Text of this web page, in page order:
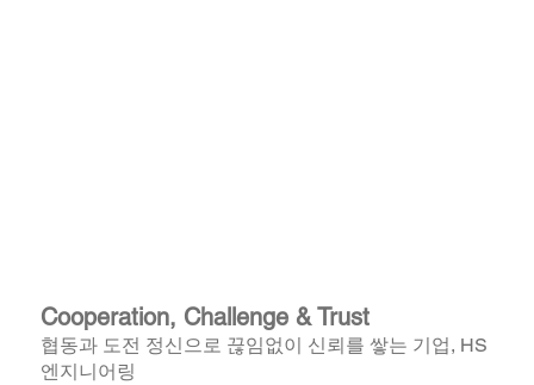
Cooperation, Challenge & Trust
협동과 도전 정신으로 끊임없이 신뢰를 쌓는 기업, HS
엔지니어링